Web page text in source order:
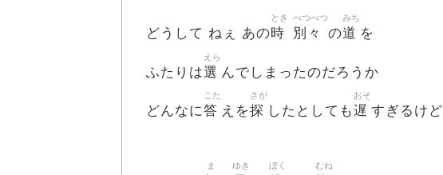
どうして ねぇ あの時
とき
別々
べつべつ
の道
みち
を
ふたりは選
えら
んでしまったのだろうか
どんなに答
こた
えを探
さが
したとしても遅
おそ
すぎるけど
ま ゆき ぼく むね